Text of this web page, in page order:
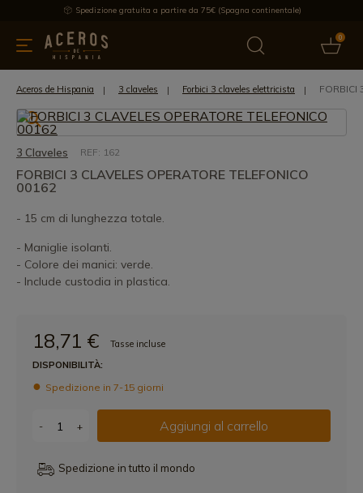
Spedizione gratuita a partire da 75€ (Spagna continentale)
0
cucina Offre Ultime notizie Venduti Marche
Aceros de Hispania 3 claveles Forbici 3 claveles elettricista FORBICI
3 Claveles REF: 162
FORBICI 3 CLAVELES OPERATORE TELEFONICO
00162
- 15 cm di lunghezza totale.
- Maniglie isolanti.
- Colore dei manici: verde.
- Include custodia in plastica.
18,71 €
Tasse incluse
DISPONIBILITÀ:
Spedizione in 7-15 giorni
- + Aggiungi al carrello
Spedizione in tutto il mondo